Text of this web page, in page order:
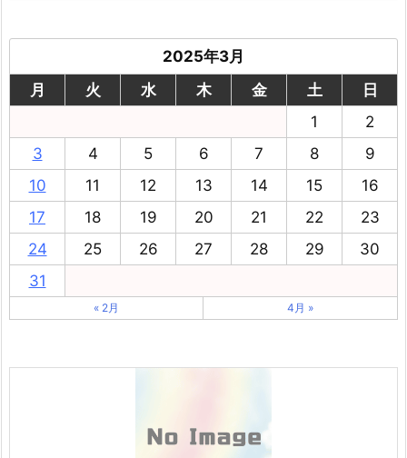
2025年3月
月
火 水 木 金 土
日
1
2
3
4 5 6 7 8
9
10
11 12 13 14 15
16
17
18 19 20 21 22
23
24
25 26 27 28 29
30
31
« 2月 4月 »